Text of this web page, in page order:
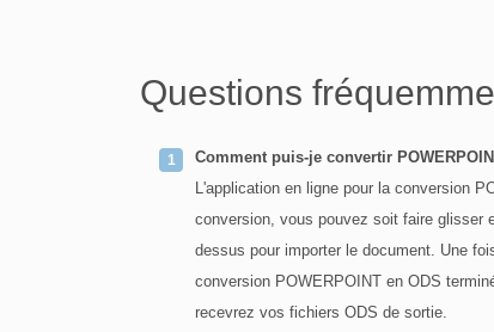
Questions
Comment puis-je convertir
L'application en ligne pour la conversion
conversion, vous pouvez soit faire glisser
dessus pour importer le document. Une
conversion POWERPOINT en ODS
recevrez vos fichiers ODS de sortie.